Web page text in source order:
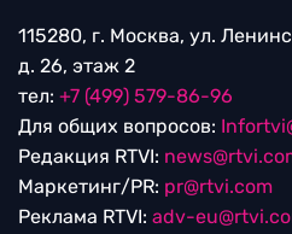
115280, г. Москва, ул.
д. 26, этаж 2
тел: +7 (499) 579-86-96
Для общих вопросов:
Редакция RTVI:
Маркетинг/PR: pr@rtvi.com
Реклама RTVI: adv-